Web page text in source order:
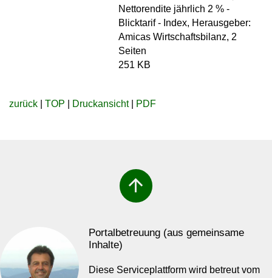
Nettorendite jährlich 2 % -
Blicktarif - Index, Herausgeber:
Amicas Wirtschaftsbilanz, 2
Seiten
251 KB
zurück TOP Druckansicht| PDF
arrow_upward
Portalbetreuung (aus gemeinsame
Inhalte)
Diese Serviceplattform wird betreut vom